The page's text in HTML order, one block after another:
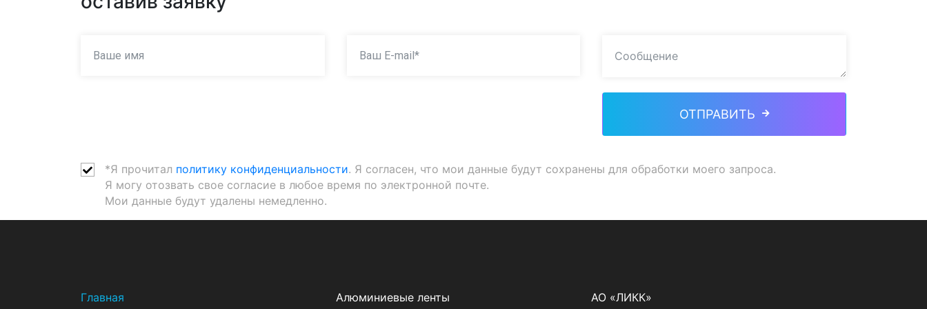
ОТПРАВИТЬ
*Я прочитал политику конфиденциальности. Я согласен, что мои данные будут сохранены для обработки моего запроса.
Я могу отозвать свое согласие в любое время по электронной почте.
Мои данные будут удалены немедленно.
Главная Алюминиевые ленты АО «ЛИКК»